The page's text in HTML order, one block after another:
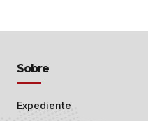
Sobre
Expediente